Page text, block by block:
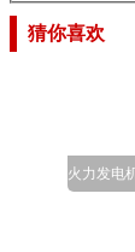
猜你喜欢